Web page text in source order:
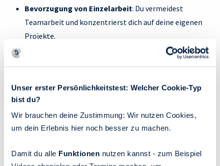
Unser erster Persönlichkeitstest: Welcher Cookie-Typ
bist du?
Wir brauchen deine Zustimmung: Wir nutzen Cookies,
um dein Erlebnis hier noch besser zu machen.
Damit du alle Funktionen nutzen kannst - zum Beispiel
Bevorzugung von Einzelarbeit: Du vermeidest
Teamarbeit und konzentrierst dich auf deine eigenen
Projekte.
: Du wirkst kühl oder unnahbar,
Feedback oft als Einmischung und möchtest dich nicht
öffnen.
Starke Betonung auf Effizienz und Kontrolle: Du
neigst dazu, Kontrolle über Aufgaben und Abläufe zu
Schnelle Ablenkung bei Konflikten: Du schwenkst das